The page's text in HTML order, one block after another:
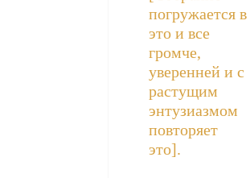
погружается в
это и все
громче,
уверенней и с
растущим
энтузиазмом
повторяет
это].